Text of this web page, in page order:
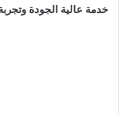
خدمة عالية الجودة